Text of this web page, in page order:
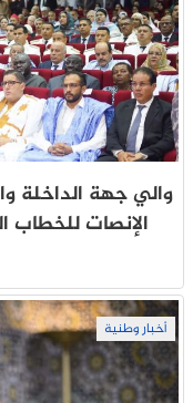
والي جهة الداخلة
الإنصات للخطاب
أخبار وطنية